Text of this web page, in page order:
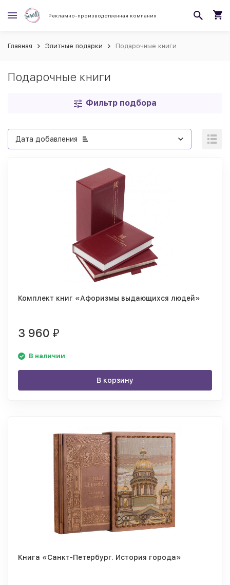
Рекламно-производственная компания
Главная Элитные подарки Подарочные книги
Подарочные книги
Фильтр подбора
Дата добавления
Комплект книг «Афоризмы выдающихся людей»
3 960 ₽
В наличии
В корзину
Книга «Санкт-Петербург. История города»